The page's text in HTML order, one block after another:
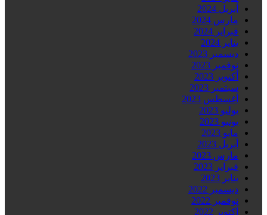
أبريل 2024
مارس 2024
فبراير 2024
يناير 2024
ديسمبر 2023
نوفمبر 2023
أكتوبر 2023
سبتمبر 2023
أغسطس 2023
يوليو 2023
يونيو 2023
مايو 2023
أبريل 2023
مارس 2023
فبراير 2023
يناير 2023
ديسمبر 2022
نوفمبر 2022
أكتوبر 2022